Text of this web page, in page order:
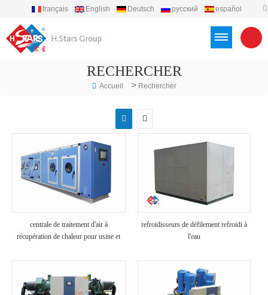
français English Deutsch русский
español
RECHERCHER
Accueil > Rechercher
centrale de traitement d'air à
récupération de chaleur pour usine et
refroidisseurs de défilement refroidi à
l'eau